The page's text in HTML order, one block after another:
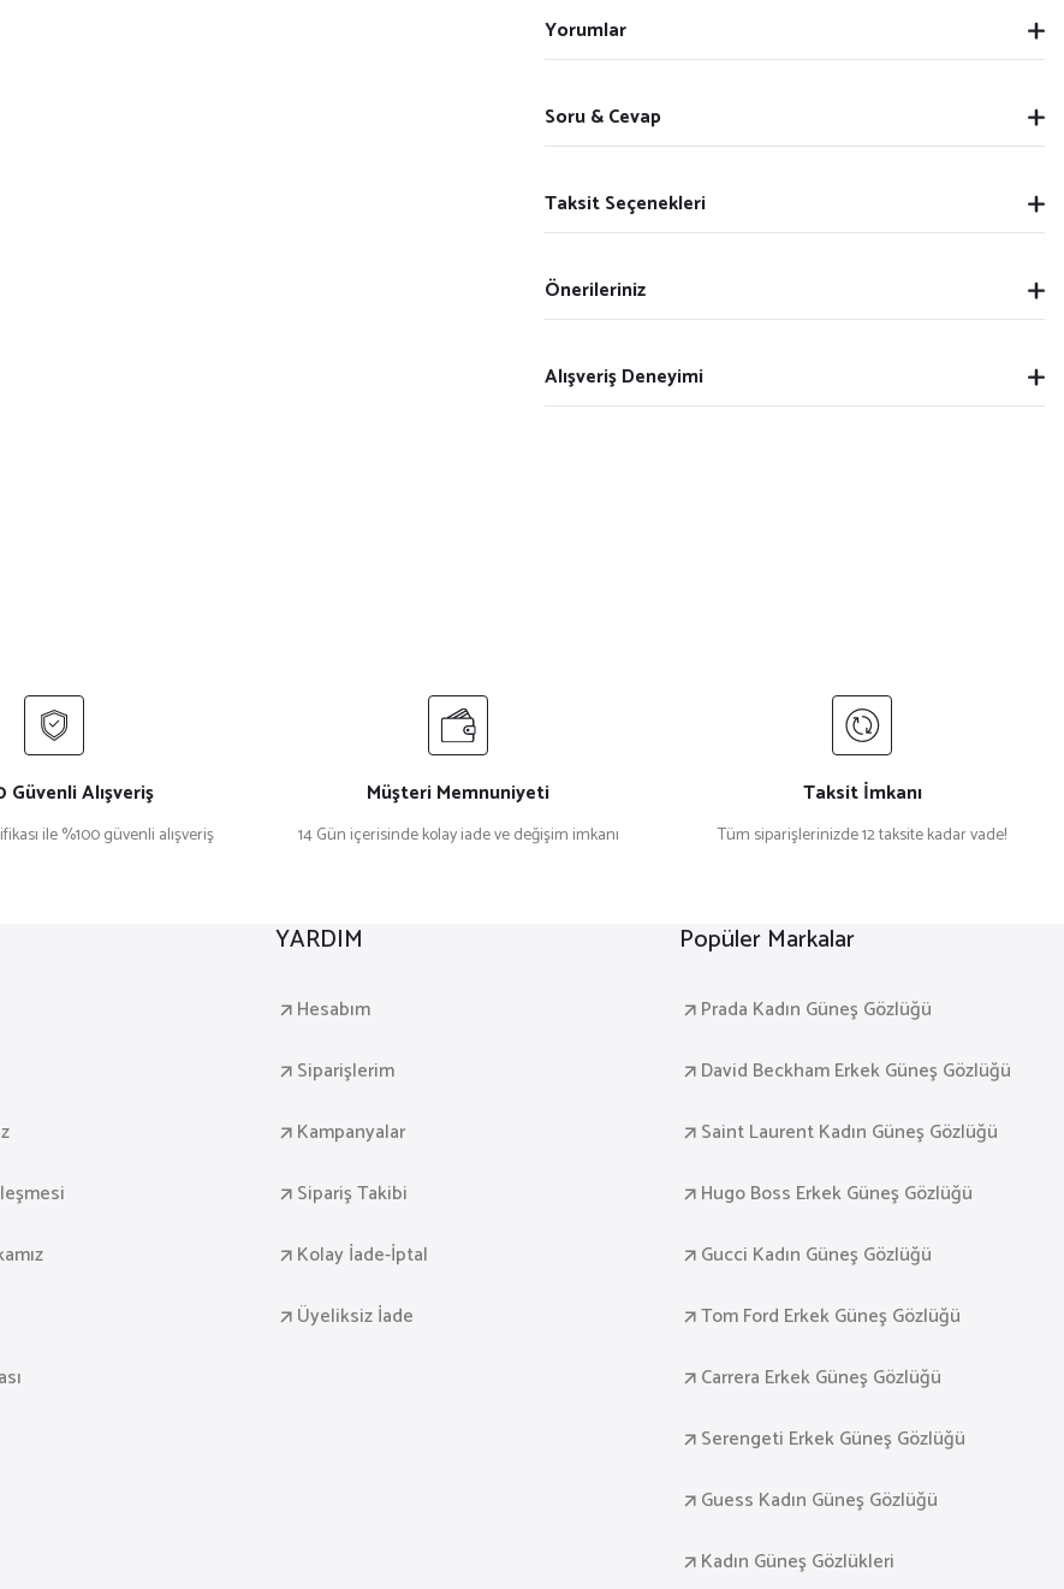
Yorumlar
Soru & Cevap
Taksit Seçenekleri
Önerileriniz
Alışveriş Deneyimi
Güvenli Alışveriş
ile %100 güvenli alışveriş
Müşteri Memnuniyeti
14 Gün içerisinde kolay iade ve değişim imkanı
Taksit İmkanı
Tüm siparişlerinizde 12 taksite kadar vade!
YARDIM
Hesabım
Siparişlerim
Kampanyalar
Sipariş Takibi
Kolay İade-İptal
Üyeliksiz İade
Popüler Markalar
Prada Kadın Güneş Gözlüğü
David Beckham Erkek Güneş Gözlüğü
Saint Laurent Kadın Güneş Gözlüğü
Hugo Boss Erkek Güneş Gözlüğü
Gucci Kadın Güneş Gözlüğü
Tom Ford Erkek Güneş Gözlüğü
Carrera Erkek Güneş Gözlüğü
Serengeti Erkek Güneş Gözlüğü
Guess Kadın Güneş Gözlüğü
Kadın Güneş Gözlükleri